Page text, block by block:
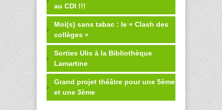
au CDI !!!
Moi(s) sans tabac : le « Clash des
collèges »
Sorties Ulis à la Bibliothèque
Lamartine
Grand projet théâtre pour une 5ème
et une 3ème